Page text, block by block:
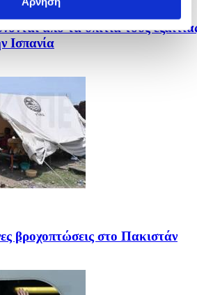
από τα σπίτια τους
Ισπανία
βροχοπτώσεις στο Πακιστάν